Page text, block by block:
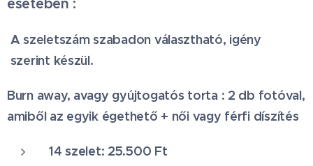
esetében :
A szeletszám szabadon választható, igény
szerint készül.
Burn away, avagy gyújtogatós torta : 2 db fotóval,
amiből az egyik égethető + női vagy férfi díszítés
14 szelet: 25.500 Ft